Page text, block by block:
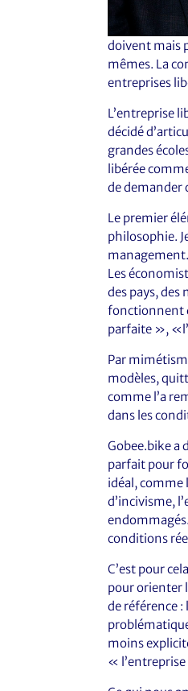
doivent mais
mêmes. La
entreprises
L’entreprise
décidé
grandes
libérée
de demander
Le premier
philosophie.
management.
Les
des pays, des
fonctionnent
parfaite »,
Par
modèles,
comme l’a
dans les
Gobee.bike a
parfait pour
idéal, comme
d’incivisme,
conditions
C’est pour
pour orienter
de référence
moins
«